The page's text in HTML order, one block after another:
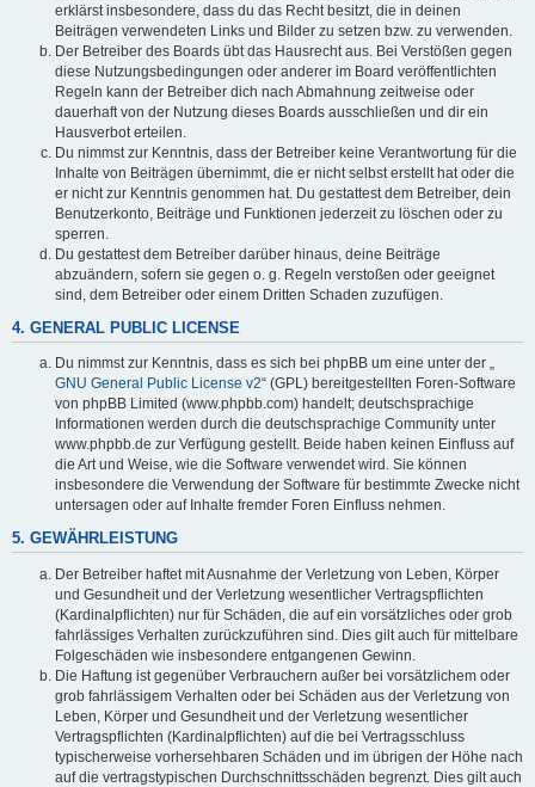
erklärst insbesondere, dass du das Recht besitzt, die in deinen
Beiträgen verwendeten Links und Bilder zu setzen bzw. zu verwenden.
Der Betreiber des Boards übt das Hausrecht aus. Bei Verstößen gegen
diese Nutzungsbedingungen oder anderer im Board veröffentlichten
Regeln kann der Betreiber dich nach Abmahnung zeitweise oder
dauerhaft von der Nutzung dieses Boards ausschließen und dir ein
Hausverbot erteilen.
Du nimmst zur Kenntnis, dass der Betreiber keine Verantwortung für die
Inhalte von Beiträgen übernimmt, die er nicht selbst erstellt hat oder die
er nicht zur Kenntnis genommen hat. Du gestattest dem Betreiber, dein
Benutzerkonto, Beiträge und Funktionen jederzeit zu löschen oder zu
sperren.
Du gestattest dem Betreiber darüber hinaus, deine Beiträge
abzuändern, sofern sie gegen o. g. Regeln verstoßen oder geeignet
sind, dem Betreiber oder einem Dritten Schaden zuzufügen.
4. GENERAL PUBLIC LICENSE
Du nimmst zur Kenntnis, dass es sich bei phpBB um eine unter der „
GNU General Public License v2“ (GPL) bereitgestellten Foren-Software
von phpBB Limited (www.phpbb.com) handelt; deutschsprachige
Informationen werden durch die deutschsprachige Community unter
www.phpbb.de zur Verfügung gestellt. Beide haben keinen Einfluss auf
die Art und Weise, wie die Software verwendet wird. Sie können
insbesondere die Verwendung der Software für bestimmte Zwecke nicht
untersagen oder auf Inhalte fremder Foren Einfluss nehmen.
5. GEWÄHRLEISTUNG
Der Betreiber haftet mit Ausnahme der Verletzung von Leben, Körper
und Gesundheit und der Verletzung wesentlicher Vertragspflichten
(Kardinalpflichten) nur für Schäden, die auf ein vorsätzliches oder grob
fahrlässiges Verhalten zurückzuführen sind. Dies gilt auch für mittelbare
Folgeschäden wie insbesondere entgangenen Gewinn.
Die Haftung ist gegenüber Verbrauchern außer bei vorsätzlichem oder
grob fahrlässigem Verhalten oder bei Schäden aus der Verletzung von
Leben, Körper und Gesundheit und der Verletzung wesentlicher
Vertragspflichten (Kardinalpflichten) auf die bei Vertragsschluss
typischerweise vorhersehbaren Schäden und im übrigen der Höhe nach
auf die vertragstypischen Durchschnittsschäden begrenzt. Dies gilt auch